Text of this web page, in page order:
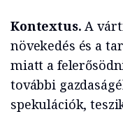
Kontextus.A
növekedés és a
miatt a
további
spekulációk,